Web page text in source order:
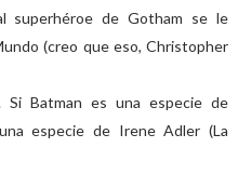
superhéroe de Gotham se le
(creo que eso, Christopher
Batman es una especie de
especie de Irene Adler (La